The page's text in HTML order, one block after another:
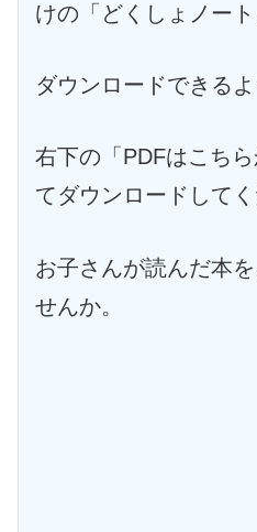
けの「どくしょノー
ダウンロードできる
右下の「PDFはこち
てダウンロードしてく
お子さんが読んだ本
せんか。